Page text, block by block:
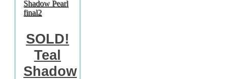
SOLD!
Teal
Shadow